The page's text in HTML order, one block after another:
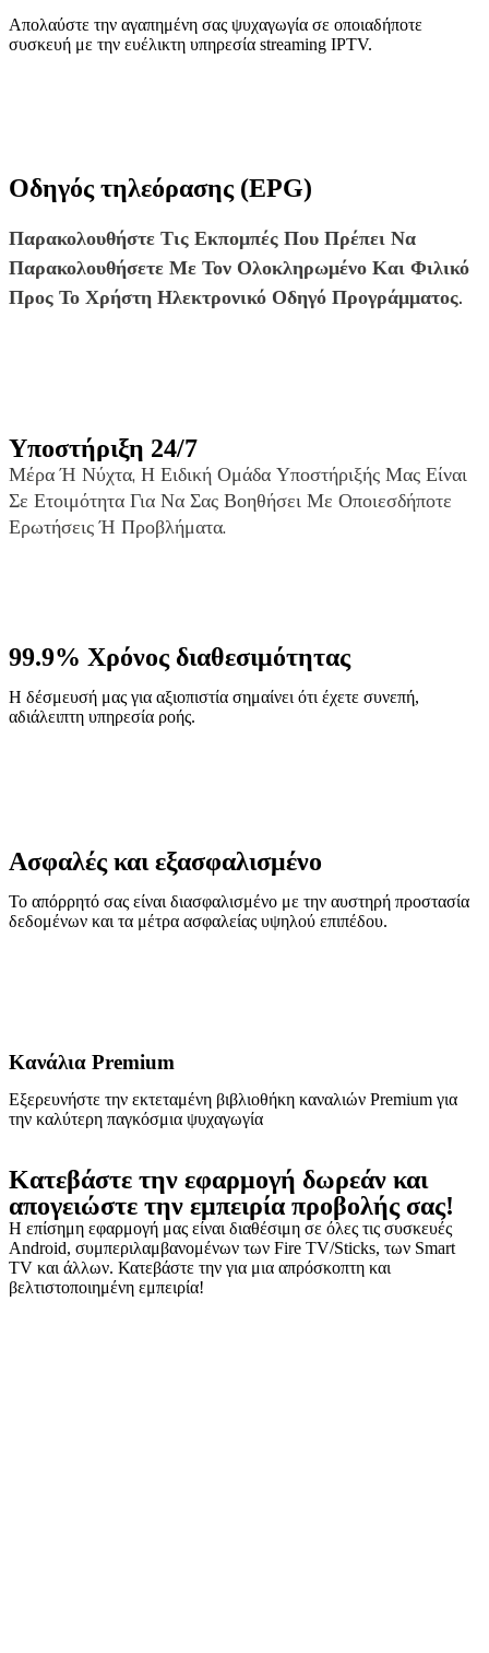
Απολαύστε την αγαπημένη σας ψυχαγωγία σε οποιαδήποτε
συσκευή με την ευέλικτη υπηρεσία streaming IPTV.
Οδηγός τηλεόρασης (EPG)
Παρακολουθήστε Τις Εκπομπές Που Πρέπει Να
Παρακολουθήσετε Με Τον Ολοκληρωμένο Και Φιλικό
Προς Το Χρήστη Ηλεκτρονικό Οδηγό Προγράμματος.
Υποστήριξη 24/7
Μέρα Ή Νύχτα, Η Ειδική Ομάδα Υποστήριξής Μας Είναι
Σε Ετοιμότητα Για Να Σας Βοηθήσει Με Οποιεσδήποτε
Ερωτήσεις Ή Προβλήματα.
99.9% Χρόνος διαθεσιμότητας
Η δέσμευσή μας για αξιοπιστία σημαίνει ότι έχετε συνεπή,
αδιάλειπτη υπηρεσία ροής.
Ασφαλές και εξασφαλισμένο
Το απόρρητό σας είναι διασφαλισμένο με την αυστηρή προστασία
δεδομένων και τα μέτρα ασφαλείας υψηλού επιπέδου.
Κανάλια Premium
Εξερευνήστε την εκτεταμένη βιβλιοθήκη καναλιών Premium για
την καλύτερη παγκόσμια ψυχαγωγία
Κατεβάστε την εφαρμογή δωρεάν και
απογειώστε την εμπειρία προβολής σας!
Η επίσημη εφαρμογή μας είναι διαθέσιμη σε όλες τις συσκευές
Android, συμπεριλαμβανομένων των Fire TV/Sticks, των Smart
TV και άλλων. Κατεβάστε την για μια απρόσκοπτη και
βελτιστοποιημένη εμπειρία!